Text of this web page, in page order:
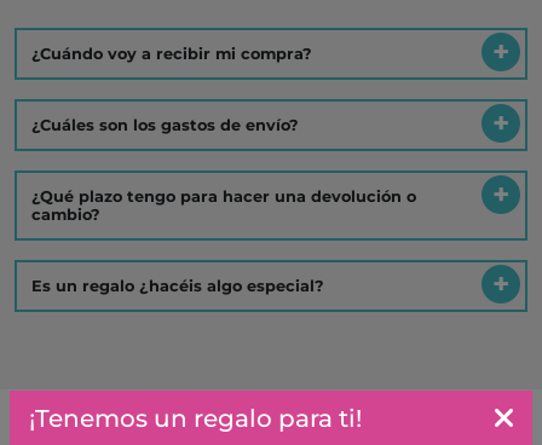
¿Cuándo voy a recibir mi compra?
¿Cuáles son los gastos de envío?
¿Qué plazo tengo para hacer una devolución o
cambio?
Es un regalo ¿hacéis algo especial?
¡Tenemos un regalo para ti!